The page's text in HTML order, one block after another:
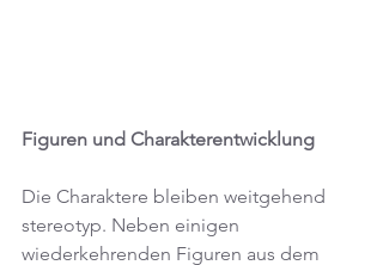
Figuren und Charakterentwicklung
Die Charaktere bleiben weitgehend
stereotyp. Neben einigen
wiederkehrenden Figuren aus dem